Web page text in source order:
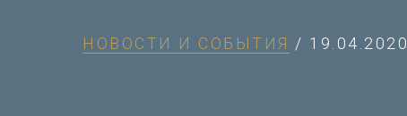
НОВОСТИ И СОБЫТИЯ / 19.04.2020